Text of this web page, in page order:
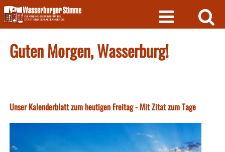
Skip
to
content
Guten Morgen, Wasserburg!
Unser Kalenderblatt zum heutigen Freitag - Mit Zitat zum Tage